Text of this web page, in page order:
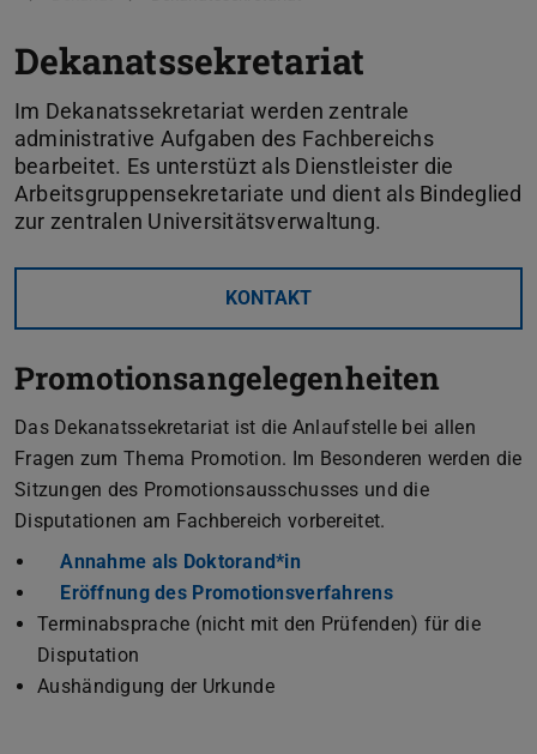
Dekanatssekretariat
Im Dekanatssekretariat werden zentrale
administrative Aufgaben des Fachbereichs
bearbeitet. Es unterstüzt als Dienstleister die
Arbeitsgruppensekretariate und dient als Bindeglied
zur zentralen Universitätsverwaltung.
KONTAKT
Promotionsangelegenheiten
Das Dekanatssekretariat ist die Anlaufstelle bei allen
Fragen zum Thema Promotion. Im Besonderen werden die
Sitzungen des Promotionsausschusses und die
Disputationen am Fachbereich vorbereitet.
Annahme als Doktorand*in
Eröffnung des Promotionsverfahrens
Terminabsprache (nicht mit den Prüfenden) für die
Disputation
Aushändigung der Urkunde